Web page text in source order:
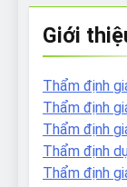
Giới
Thẩm định
Thẩm định
Thẩm định
Thẩm định
Thẩm định